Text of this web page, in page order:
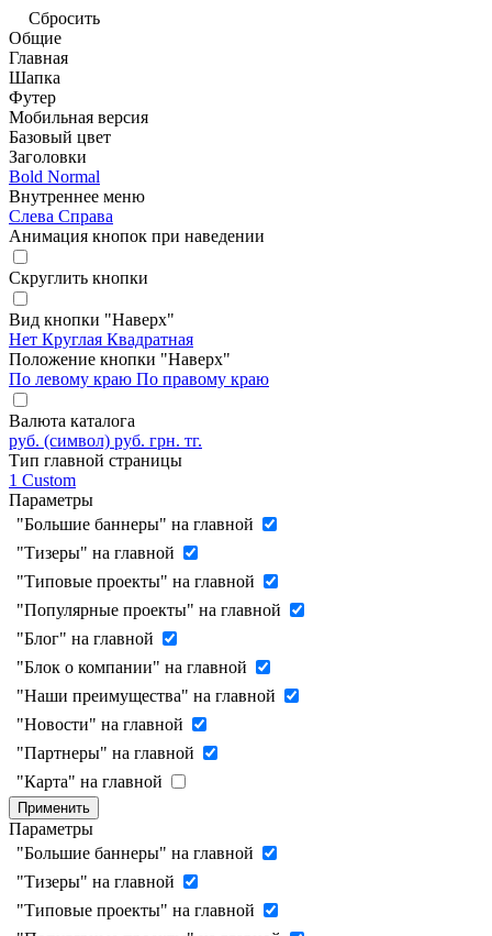
Сбросить
Общие
Главная
Шапка
Футер
Мобильная версия
Базовый цвет
Заголовки
Bold Normal
Внутреннее меню
Слева Справа
Анимация кнопок при наведении
Скруглить кнопки
Вид кнопки "Наверх"
Нет Круглая Квадратная
Положение кнопки "Наверх"
По левому краю По правому краю
Валюта каталога
руб. (символ) руб. грн. тг.
Тип главной страницы
1 Custom
Параметры
"Большие баннеры" на главной
"Тизеры" на главной
"Типовые проекты" на главной
"Популярные проекты" на главной
"Блог" на главной
"Блок о компании" на главной
"Наши преимущества" на главной
"Новости" на главной
"Партнеры" на главной
"Карта" на главной
Применить
Параметры
"Большие баннеры" на главной
"Тизеры" на главной
"Типовые проекты" на главной